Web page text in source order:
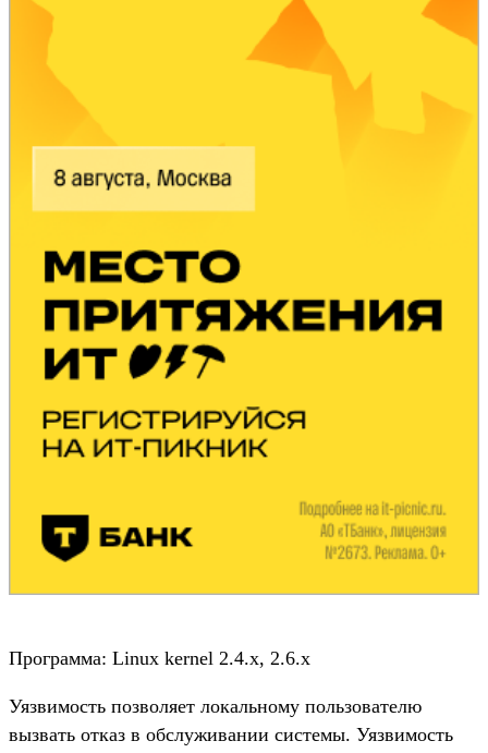
Программа: Linux kernel 2.4.x, 2.6.x
Уязвимость позволяет локальному пользователю
вызвать отказ в обслуживании системы. Уязвимость